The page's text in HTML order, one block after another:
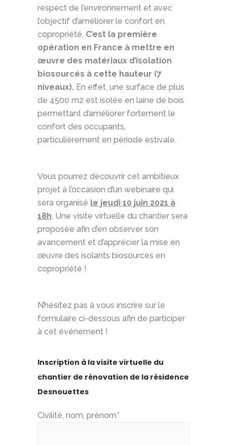
respect de l’environnement et avec
l’objectif d’améliorer le confort en
copropriété. C’est la première
opération en France à mettre en
œuvre des matériaux d’isolation
biosourcés à cette hauteur (7
niveaux). En effet, une surface de plus
de 4500 m2 est isolée en laine de bois
permettant d’améliorer fortement le
confort des occupants,
particulièrement en période estivale.
Vous pourrez découvrir cet ambitieux
projet à l’occasion d’un webinaire qui
sera organisé le jeudi 10 juin 2021 à
18h. Une visite virtuelle du chantier sera
proposée afin d’en observer son
avancement et d’apprécier la mise en
œuvre des isolants biosourcés en
copropriété !
N’hésitez pas à vous inscrire sur le
formulaire ci-dessous afin de participer
à cet événement !
Inscription à la visite virtuelle du
chantier de rénovation de la résidence
Desnouettes
Civilité, nom, prénom*